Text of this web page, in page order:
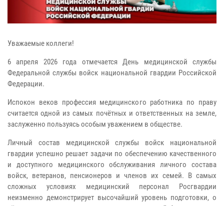
Уважаемые коллеги!
6 апреля 2026 года отмечается День медицинской службы
Федеральной службы войск национальной гвардии Российской
Федерации.
Испокон веков профессия медицинского работника по праву
считается одной из самых почётных и ответственных на земле,
заслуженно пользуясь особым уважением в обществе.
Личный состав медицинской службы войск национальной
гвардии успешно решает задачи по обеспечению качественного
и доступного медицинского обслуживания личного состава
войск, ветеранов, пенсионеров и членов их семей. В самых
сложных условиях медицинский персонал Росгвардии
неизменно демонстрирует высочайший уровень подготовки, о